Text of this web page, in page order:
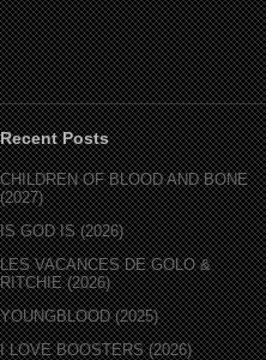
Recent Posts
CHILDREN OF BLOOD AND BONE
(2027)
IS GOD IS (2026)
LES VACANCES DE GOLO &
RITCHIE (2026)
YOUNGBLOOD (2025)
I LOVE BOOSTERS (2026)